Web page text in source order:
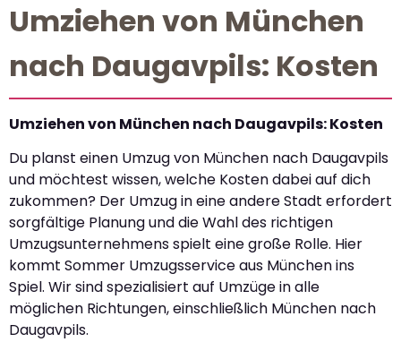
Umziehen von München
nach Daugavpils: Kosten
Umziehen von München nach Daugavpils: Kosten
Du planst einen Umzug von München nach Daugavpils
und möchtest wissen, welche Kosten dabei auf dich
zukommen? Der Umzug in eine andere Stadt erfordert
sorgfältige Planung und die Wahl des richtigen
Umzugsunternehmens spielt eine große Rolle. Hier
kommt Sommer Umzugsservice aus München ins
Spiel. Wir sind spezialisiert auf Umzüge in alle
möglichen Richtungen, einschließlich München nach
Daugavpils.